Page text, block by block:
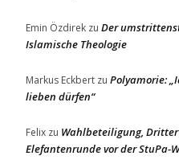
Emin Özdirek zu Der
Islamische Theologie
Markus Eckbert zu Polyamorie:
lieben dürfen“
Felix zu Wahlbeteiligung,
Elefantenrunde vor der StuPa-